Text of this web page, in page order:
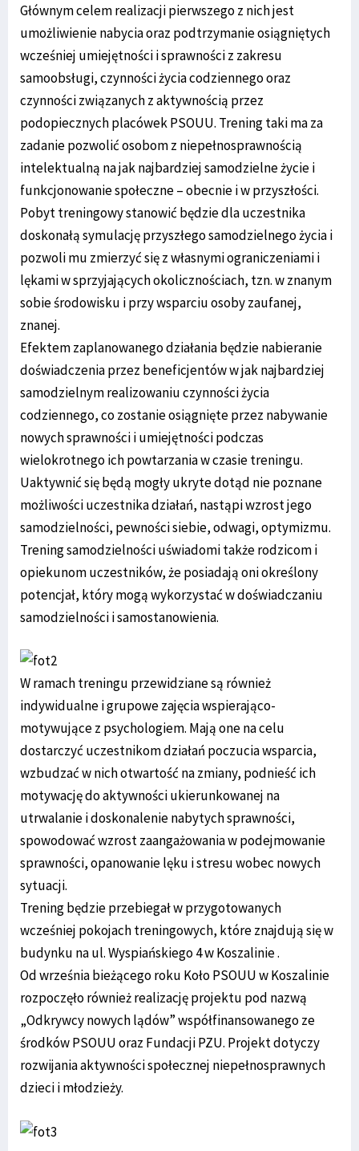
Głównym celem realizacji pierwszego z nich jest
umożliwienie nabycia oraz podtrzymanie osiągniętych
wcześniej umiejętności i sprawności z zakresu
samoobsługi, czynności życia codziennego oraz
czynności związanych z aktywnością przez
podopiecznych placówek PSOUU. Trening taki ma za
zadanie pozwolić osobom z niepełnosprawnością
intelektualną na jak najbardziej samodzielne życie i
funkcjonowanie społeczne – obecnie i w przyszłości.
Pobyt treningowy stanowić będzie dla uczestnika
doskonałą symulację przyszłego samodzielnego życia i
pozwoli mu zmierzyć się z własnymi ograniczeniami i
lękami w sprzyjających okolicznościach, tzn. w znanym
sobie środowisku i przy wsparciu osoby zaufanej,
znanej.
Efektem zaplanowanego działania będzie nabieranie
doświadczenia przez beneficjentów w jak najbardziej
samodzielnym realizowaniu czynności życia
codziennego, co zostanie osiągnięte przez nabywanie
nowych sprawności i umiejętności podczas
wielokrotnego ich powtarzania w czasie treningu.
Uaktywnić się będą mogły ukryte dotąd nie poznane
możliwości uczestnika działań, nastąpi wzrost jego
samodzielności, pewności siebie, odwagi, optymizmu.
Trening samodzielności uświadomi także rodzicom i
opiekunom uczestników, że posiadają oni określony
potencjał, który mogą wykorzystać w doświadczaniu
samodzielności i samostanowienia.
W ramach treningu przewidziane są również
indywidualne i grupowe zajęcia wspierająco-
motywujące z psychologiem. Mają one na celu
dostarczyć uczestnikom działań poczucia wsparcia,
wzbudzać w nich otwartość na zmiany, podnieść ich
motywację do aktywności ukierunkowanej na
utrwalanie i doskonalenie nabytych sprawności,
spowodować wzrost zaangażowania w podejmowanie
sprawności, opanowanie lęku i stresu wobec nowych
sytuacji.
Trening będzie przebiegał w przygotowanych
wcześniej pokojach treningowych, które znajdują się w
budynku na ul. Wyspiańskiego 4 w Koszalinie .
Od września bieżącego roku Koło PSOUU w Koszalinie
rozpoczęło również realizację projektu pod nazwą
„Odkrywcy nowych lądów” współfinansowanego ze
środków PSOUU oraz Fundacji PZU. Projekt dotyczy
rozwijania aktywności społecznej niepełnosprawnych
dzieci i młodzieży.